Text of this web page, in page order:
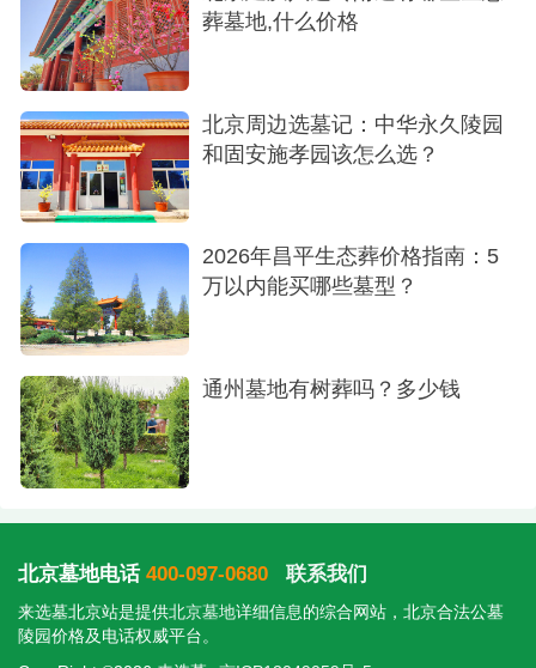
调，能够长期在户外日晒雨淋、霜雪冰冻的环境下
保持完好。
换句话说，这不是一件需要频繁维护的易损
品。十年、二十年、五十年后，它依然会安静地卧
在那棵树下，字迹清晰，形态完整，替后人守护着
水系风景
04设计亮点：简洁至美｜让自然成为主角
葬墓地,什么价格
北京周边选墓记：中华永久陵园
和固安施孝园该怎么选？
2026年昌平生态葬价格指南：5
万以内能买哪些墓型？
通州墓地有树葬吗？多少钱
北京墓地电话 400-097-0680 联系我们
来选墓北京站是提供北京墓地详细信息的综合网站，北京合法公墓
陵园价格及电话权威平台。